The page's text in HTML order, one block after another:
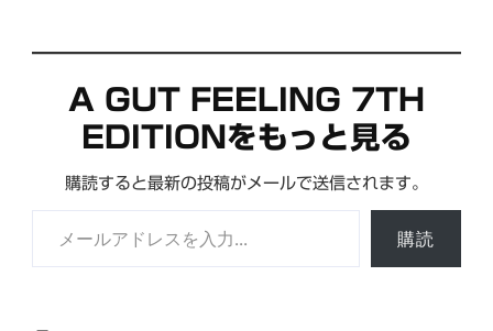
A GUT FEELING 7TH
EDITIONをもっと見る
購読すると最新の投稿がメールで送信されます。
メールアドレスを入力...
購読